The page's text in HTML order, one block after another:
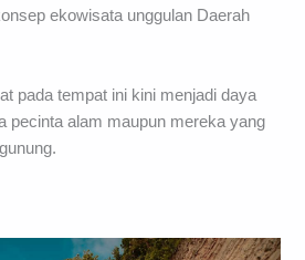
ekowisata unggulan Daerah
pada tempat ini kini menjadi daya
pecinta alam maupun mereka yang